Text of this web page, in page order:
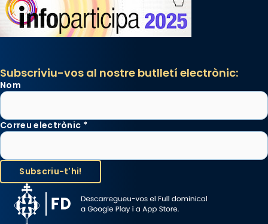
Subscriviu-vos al nostre butlletí electrònic:
Nom
Correu electrònic *